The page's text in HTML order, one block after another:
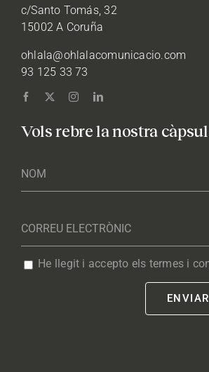
c/Santo Tomás, 32
15002 A Coruña
ohlala@ohlalacomunicacio.com
93 125 33 73
Vols rebre la nostra
He llegit i accepto els termes i